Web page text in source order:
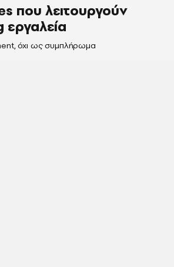
που λειτουργούν
όχι ως συμπλήρωμα